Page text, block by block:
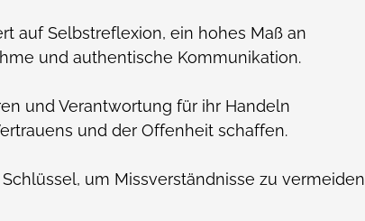
auf Selbstreflexion, ein hohes Maß an
und authentische Kommunikation.
und Verantwortung für ihr Handeln
und der Offenheit schaffen.
um Missverständnisse zu vermeiden